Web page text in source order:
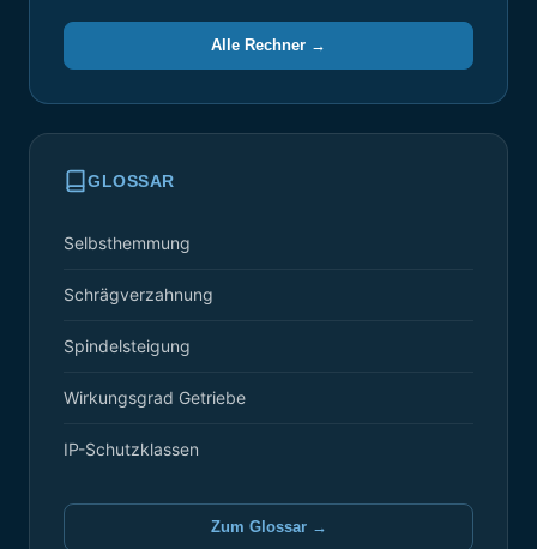
Alle Rechner →
GLOSSAR
Selbsthemmung
Schrägverzahnung
Spindelsteigung
Wirkungsgrad Getriebe
IP-Schutzklassen
Zum Glossar →